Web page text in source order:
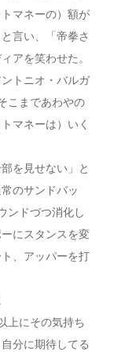
マネーの）額が
言い、「帝拳さ
アを笑わせた。
トニオ・バルガ
こまであわやの
マネーは）いく
を見せない」と
のサンドバッ
ンドづつ消化し
にスタンスを変
、アッパーを打
上にその気持ち
分に期待してる